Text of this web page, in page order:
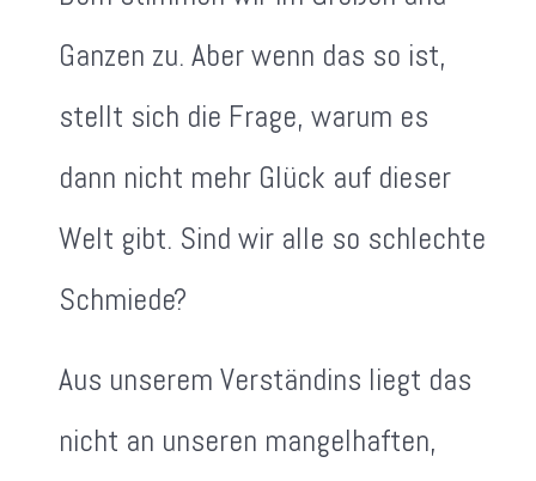
Ganzen zu. Aber wenn das so ist,
stellt sich die Frage, warum es
dann nicht mehr Glück auf dieser
Welt gibt. Sind wir alle so schlechte
Schmiede?
Aus unserem Verständins liegt das
nicht an unseren mangelhaften,